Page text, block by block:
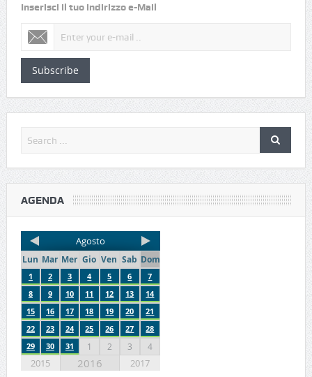
Inserisci il tuo indirizzo e-Mail
Subscribe
AGENDA
Agosto
Lun Mar Mer Gio Ven Sab Dom
1 2 3 4 5 6
7
8
9 10 11 12 13
14
15
16 17 18 19 20
21
22
23 24 25 26 27
28
29
30 31 1 2 3 4
2015 2016
2017